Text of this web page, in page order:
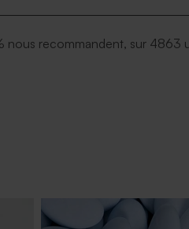
nous recommandent, sur 4863